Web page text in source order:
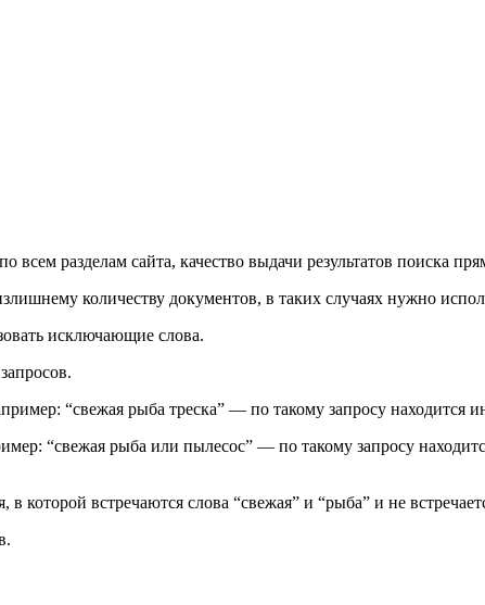
всем разделам сайта, качество выдачи результатов поиска
количеству документов, в таких случаях нужно
исключающие слова.
“свежая рыба треска” — по такому запросу находится
“свежая рыба или пылесос” — по такому запросу
встречаются слова “свежая” и “рыба” и не